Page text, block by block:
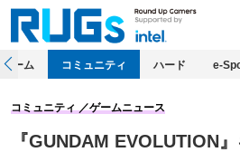
ホーム コミュニティ ハード e-
『GUNDAM EVOLUTION
コミュニティ ゲームニュース